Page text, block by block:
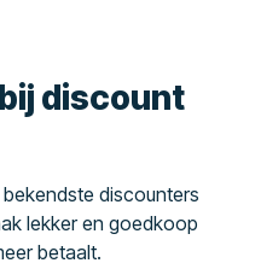
discount
discounters
lekker en goedkoop
betaalt.